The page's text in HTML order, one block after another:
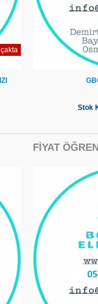
Stok
FİYAT